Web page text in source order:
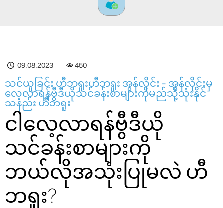
09.08.2023 450
သင်ယူခြင်း ဟီဘရူးဟီဘရူး အွန်လိုင်း - အွန်လိုင်းမှ
လေ့လာရန်ဗွီဒီယိုသင်ခန်းစာများကိုမည်သို့သုံးနိုင်
သနည်း ဟီဘရူး
ငါလေ့လာရန်ဗွီဒီယို
သင်ခန်းစာများကို
ဘယ်လိုအသုံးပြုမလဲ ဟီ
ဘရူး?